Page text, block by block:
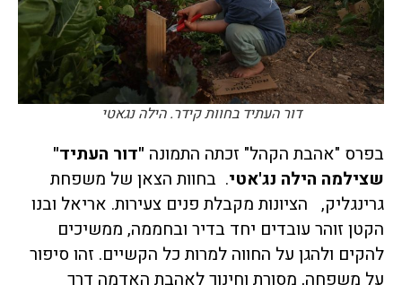
דור העתיד בחוות קידר. הילה נגאטי
בפרס "אהבת הקהל" זכתה התמונה "דור העתיד"
שצילמה הילה נג'אטי. בחוות הצאן של משפחת
גרינגליק, הציונות מקבלת פנים צעירות. אריאל ובנו
הקטן זוהר עובדים יחד בדיר ובחממה, ממשיכים
להקים ולהגן על החווה למרות כל הקשיים. זהו סיפור
על משפחה, מסורת וחינוך לאהבת האדמה דרך